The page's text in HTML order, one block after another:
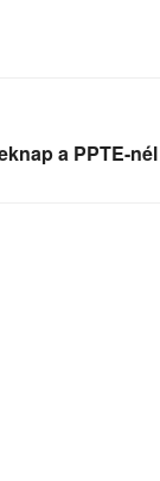
a PPTE-nél